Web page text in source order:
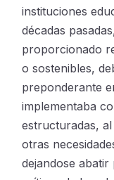
instituciones
décadas
proporcionado
o sostenibles,
preponderante
implementaba
estructuradas,
otras
dejandose